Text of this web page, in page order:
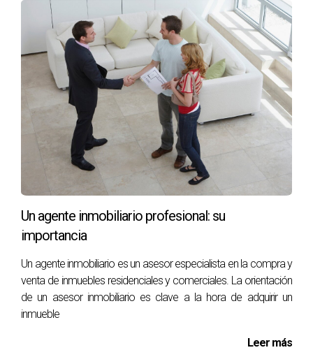
Un agente inmobiliario profesional: su
importancia
Un agente inmobiliario es un asesor especialista en la compra y
venta de inmuebles residenciales y comerciales. La orientación
de un asesor inmobiliario es clave a la hora de adquirir un
inmueble
Leer más